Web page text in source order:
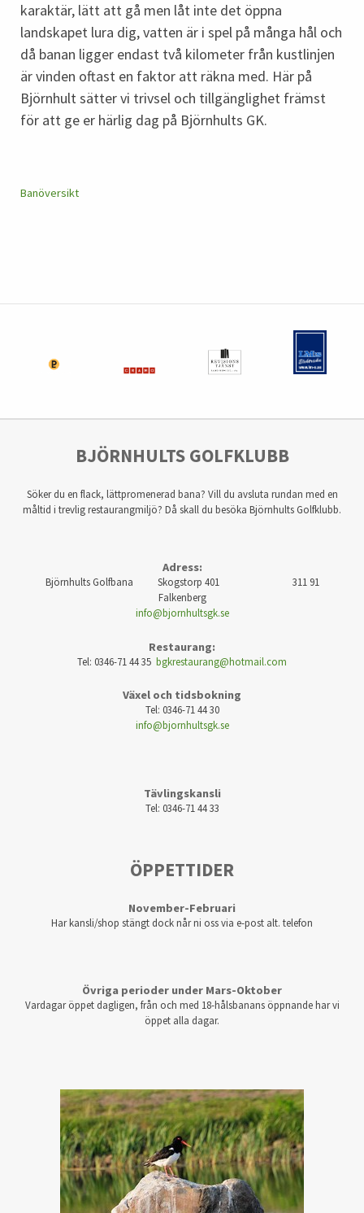
karaktär, lätt att gå men låt inte det öppna
landskapet lura dig, vatten är i spel på många hål och
då banan ligger endast två kilometer från kustlinjen
är vinden oftast en faktor att räkna med. Här på
Björnhult sätter vi trivsel och tillgänglighet främst
för att ge er härlig dag på Björnhults GK.
Banöversikt
BJÖRNHULTS GOLFKLUBB
Söker du en flack, lättpromenerad bana? Vill du avsluta rundan med en
måltid i trevlig restaurangmiljö? Då skall du besöka Björnhults Golfklubb.
Adress:
Björnhults Golfbana Skogstorp 401 311 91
Falkenberg
info@bjornhultsgk.se
Restaurang:
Tel: 0346-71 44 35 bgkrestaurang@hotmail.com
Växel och tidsbokning
Tel: 0346-71 44 30
info@bjornhultsgk.se
Tävlingskansli
Tel: 0346-71 44 33
ÖPPETTIDER
November-Februari
Har kansli/shop stängt dock når ni oss via e-post alt. telefon
Övriga perioder under Mars-Oktober
Vardagar öppet dagligen, från och med 18-hålsbanans öppnande har vi
öppet alla dagar.